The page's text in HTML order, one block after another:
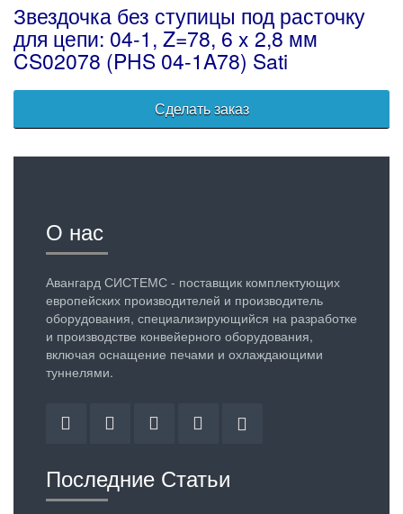
Звездочка без ступицы под расточку
для цепи: 04-1, Z=78, 6 x 2,8 мм
CS02078 (PHS 04-1A78) Sati
Сделать заказ
О нас
Авангард СИСТЕМС - поставщик комплектующих
европейских производителей и производитель
оборудования, специализирующийся на разработке
и производстве конвейерного оборудования,
включая оснащение печами и охлаждающими
туннелями.
Последние Статьи